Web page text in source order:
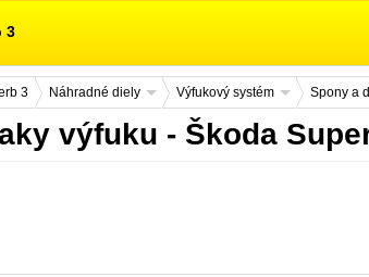
3
3 Náhradné diely Výfukový systém Spony a
výfuku - Škoda